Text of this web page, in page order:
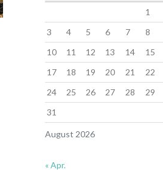
August 2026
1
3
4 5 6 7 8
10
11 12 13 14 15
17
18 19 20 21 22
24
25 26 27 28 29
31
« Apr.